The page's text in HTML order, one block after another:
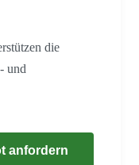
die
und
anfordern